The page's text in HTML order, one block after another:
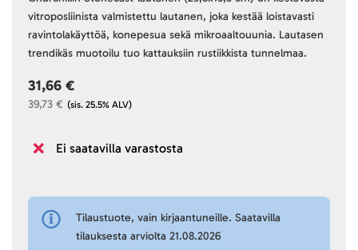
vitroposliinista valmistettu lautanen, joka kestää loistavasti
ravintolakäyttöä, konepesua sekä mikroaaltouunia. Lautasen
trendikäs muotoilu tuo kattauksiin rustiikkista tunnelmaa.
(sis. 25.5% ALV)
39,73 €
31,66 €
Ei saatavilla varastosta
Tilaustuote, vain kirjaantuneille. Saatavilla
tilauksesta arviolta 21.08.2026